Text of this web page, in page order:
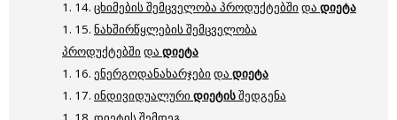
1. 14. ცხიმების შემცველობა პროდუქტებში და დიეტა
1. 15. ნახშირწყლების შემცველობა
პროდუქტებში და დიეტა
1. 16. ენერგოდანახარჯები და დიეტა
1. 17. ინდივიდუალური დიეტისშედგენა